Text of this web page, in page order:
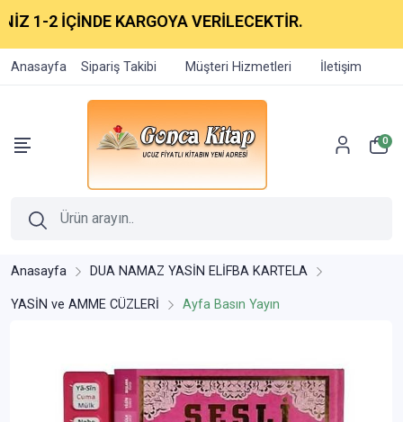
1-2 İÇİNDE KARGOYA VERİLECEKTİR.
Anasayfa Sipariş Takibi Müşteri Hizmetleri İletişim
0
Anasayfa DUA NAMAZ YASİN ELİFBA KARTELA
YASİN ve AMME CÜZLERİ Ayfa Basın Yayın